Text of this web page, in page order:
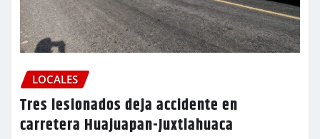
LOCALES
Tres lesionados deja accidente en
carretera Huajuapan-Juxtlahuaca